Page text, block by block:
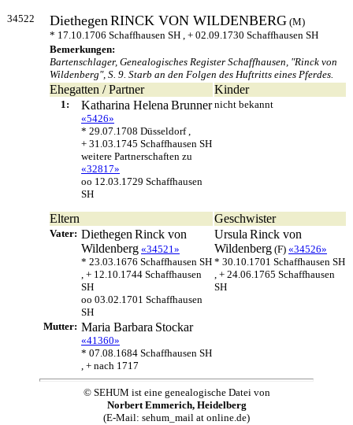
34522 DiethegenRINCK VON WILDENBERG (M)
* 17.10.1706 Schaffhausen SH , + 02.09.1730 Schaffhausen SH
Bemerkungen:
Bartenschlager, Genealogisches Register Schaffhausen, "Rinck von
Wildenberg", S. 9. Starb an den Folgen des Huftritts eines Pferdes.
Ehegatten / Partner Kinder
1: Katharina Helena Brunner
«5426»
* 29.07.1708 Düsseldorf ,
+ 31.03.1745 Schaffhausen SH
weitere Partnerschaften zu
«32817»
oo 12.03.1729 Schaffhausen
SH
nicht bekannt
Eltern Geschwister
Vater: Diethegen Rinck von
Wildenberg «34521»
* 23.03.1676 Schaffhausen SH
, + 12.10.1744 Schaffhausen
SH
oo 03.02.1701 Schaffhausen
SH
Ursula Rinck von
Wildenberg (F) «34526»
* 30.10.1701 Schaffhausen SH
, + 24.06.1765 Schaffhausen
SH
Mutter: Maria Barbara Stockar
«41360»
* 07.08.1684 Schaffhausen SH
, + nach 1717
© SEHUM ist eine genealogische Datei von
Norbert Emmerich, Heidelberg
(E-Mail: sehum_mail at online.de)